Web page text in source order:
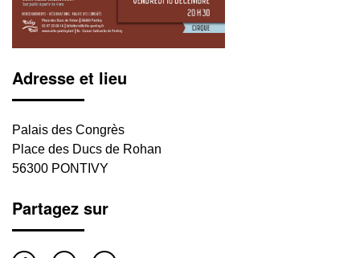
Adresse et lieu
Palais des Congrès
Place des Ducs de Rohan
56300 PONTIVY
Partagez sur